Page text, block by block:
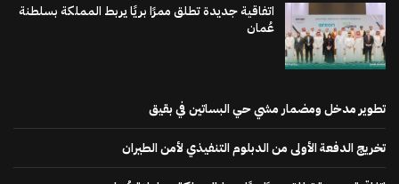
اتفاقية جديدة تطلق ممرًا بريًا يربط المملكة بسلطنة
عُمان
تطوير مدخل ومضمار مشي حي البساتين في بقيق
تخريج الدفعة الأولى من الدبلوم التنفيذي لأمن الطيران